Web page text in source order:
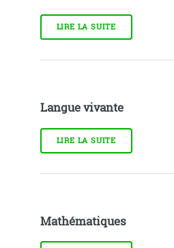
LIRE LA SUITE
Langue vivante
LIRE LA SUITE
Mathématiques